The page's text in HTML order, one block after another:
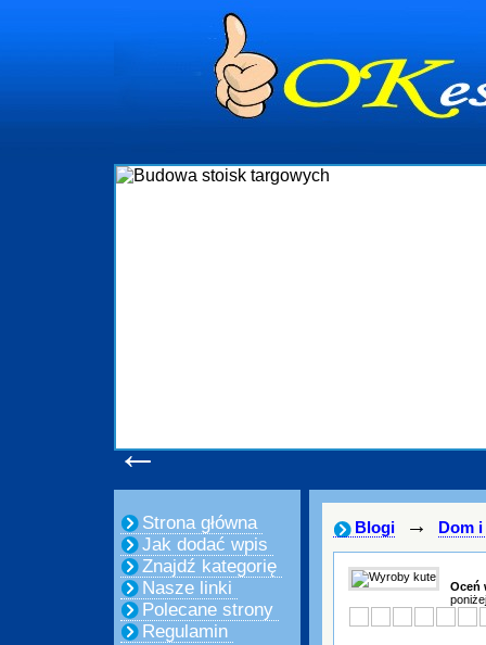
←
Strona główna
Jak dodać wpis
Znajdź kategorię
Nasze linki
Polecane strony
Regulamin
Blogi → Dom
Oceń